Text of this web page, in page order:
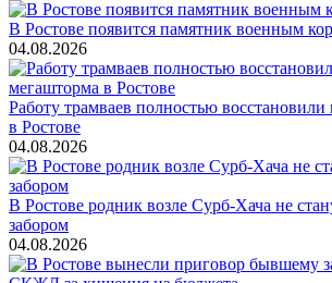
В Ростове появится памятник военным
04.08.2026
Работу трамваев полностью
в Ростове
04.08.2026
В Ростове родник возле Сурб-Хача не
забором
04.08.2026